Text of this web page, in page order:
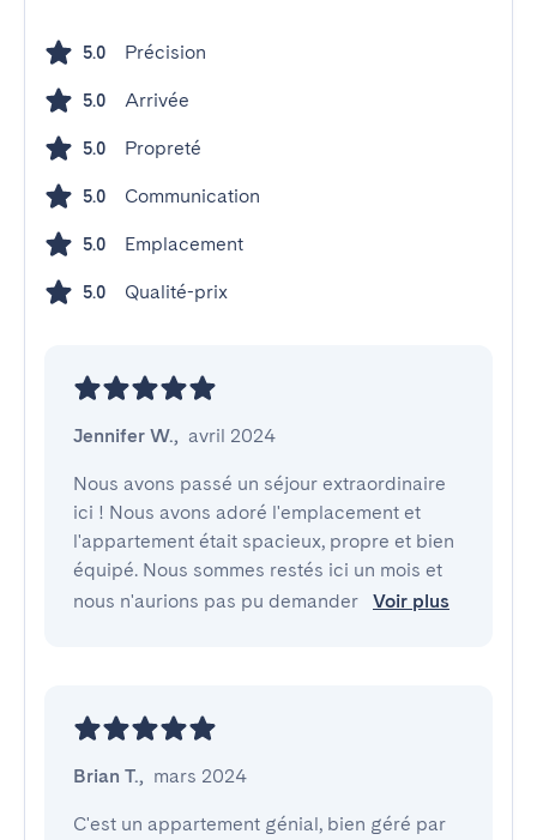
5.0 Précision
5.0 Arrivée
5.0 Propreté
5.0 Communication
5.0 Emplacement
5.0 Qualité-prix
Jennifer W., avril 2024
Nous avons passé un séjour extraordinaire
ici ! Nous avons adoré l'emplacement et
l'appartement était spacieux, propre et bien
équipé. Nous sommes restés ici un mois et
nous n'aurions pas pu demander
Voir plus
Brian T., mars 2024
C'est un appartement génial, bien géré par